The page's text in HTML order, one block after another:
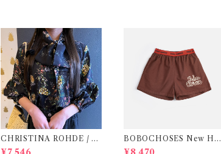
CHRISTINA ROHDE / Bl
ouse ( 12-14Y)
BOBOCHOSES New Hai
rline denim bermuda sho